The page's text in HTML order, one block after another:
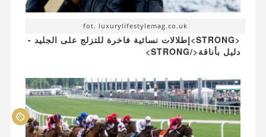
fot. luxurylifestylemag.co.uk
<STRONG>إطلالات نسائية فاخرة للتزلج على الجليد -
دليل بأناقة</STRONG>